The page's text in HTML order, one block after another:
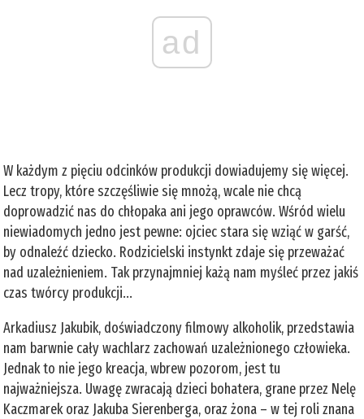
ad
W każdym z pięciu odcinków produkcji dowiadujemy się więcej.
Lecz tropy, które szczęśliwie się mnożą, wcale nie chcą
doprowadzić nas do chłopaka ani jego oprawców. Wśród wielu
niewiadomych jedno jest pewne: ojciec stara się wziąć w garść,
by odnaleźć dziecko. Rodzicielski instynkt zdaje się przeważać
nad uzależnieniem. Tak przynajmniej każą nam myśleć przez jakiś
czas twórcy produkcji...
Arkadiusz Jakubik, doświadczony filmowy alkoholik, przedstawia
nam barwnie cały wachlarz zachowań uzależnionego człowieka.
Jednak to nie jego kreacja, wbrew pozorom, jest tu
najważniejsza. Uwagę zwracają dzieci bohatera, grane przez Nelę
Kaczmarek oraz Jakuba Sierenberga, oraz żona – w tej roli znana